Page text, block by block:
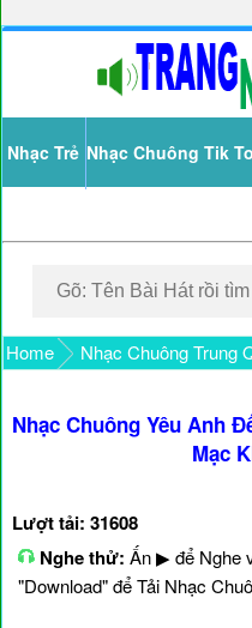
Nhạc Trẻ Nhạc Chuông Tik
Home Nhạc Chuông Trung
Nhạc Chuông Yêu Anh
Mạc
Lượt tải: 31608
Nghe thử: Ấn ▶ để Nghe
"Download" để Tải Nhạc